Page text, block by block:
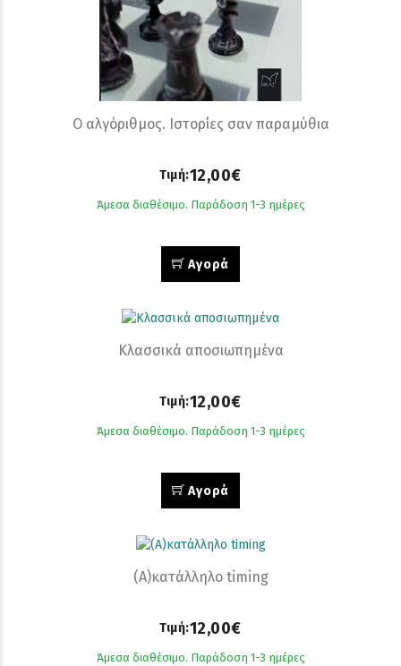
Ο αλγόριθμος. Ιστορίες σαν παραμύθια
Τιμή:12,00€
Άμεσα διαθέσιμο. Παράδοση 1-3 ημέρες
Αγορά
Κλασσικά αποσιωπημένα
Τιμή:12,00€
Άμεσα διαθέσιμο. Παράδοση 1-3 ημέρες
Αγορά
(Α)κατάλληλο timing
Τιμή:12,00€
Άμεσα διαθέσιμο. Παράδοση 1-3 ημέρες